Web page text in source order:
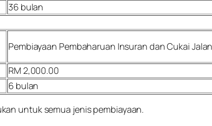
36 bulan
Pembiayaan Pembaharuan Insuran dan Cukai
RM 2,000.00
6 bulan
untuk semua jenis pembiayaan.